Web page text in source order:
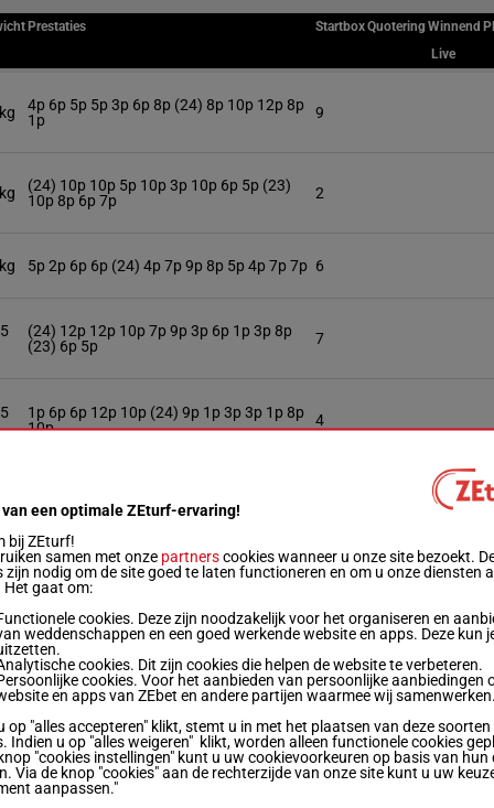
Prestaties StartboxQuoteringWinnend
Live
4p 6p 5p 5p 3p 6p 8p (24) 8p 10p 12p 8p
1p
9
(24) 10p 10p 5p 10p 3p 10p 6p 5p (23)
10p 8p 6p 7p
2
5p 2p 6p 6p (24) 4p 7p 9p 8p 5p 4p 7p 7p 6
(24) 12p 12p 10p 7p 9p 3p 6p 1p 3p 8p
(23) 6p 5p
7
1p 6p 6p 12p 10p (24) 9p 1p 3p 3p 1p 8p
10p
4
4p 9p 4p 6p (24) 11p 11p 5p 7p 8p 13p 8p
11p
11
kg
3p 4p 1p 8p 5p 8p 11p (24) 5p 8p 3p 8p
4p
3
9p 12p (24) 13p 6p 10p 9p 9p 8p (23) 13p
7p 6p 11p
5
11p 10p 10p 7p (24) 13p 9p 11p 9p 8p 8p
een optimale ZEturf-ervaring!
bij ZEturf!
samen met onze partnerscookies wanneer u onze site bezoekt.
zijn nodig om de site goed te laten functioneren en om u onze diensten
Het gaat om:
cookies. Deze zijn noodzakelijk voor het organiseren en
weddenschappen en een goed werkende website en apps. Deze kun
cookies. Dit zijn cookies die helpen de website te verbeteren.
cookies. Voor het aanbieden van persoonlijke aanbiedingen
en apps van ZEbet en andere partijen waarmee wij samenwerken.
op "alles accepteren" klikt, stemt u in met het plaatsen van deze soorten
Indien u op "alles weigeren" klikt, worden alleen functionele cookies
"cookies instellingen" kunt u uw cookievoorkeuren op basis van hun
Via de knop "cookies" aan de rechterzijde van onze site kunt u uw
aanpassen."